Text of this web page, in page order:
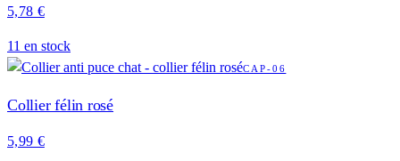
5,78 €
11 en stock
CAP-06
Collier félin rosé
5,99 €